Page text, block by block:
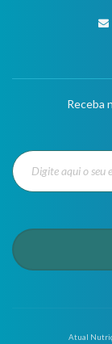
Receba
Atual